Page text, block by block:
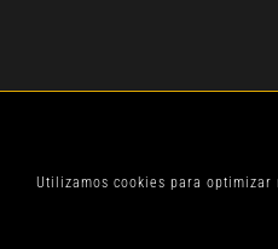
Utilizamos cookies para